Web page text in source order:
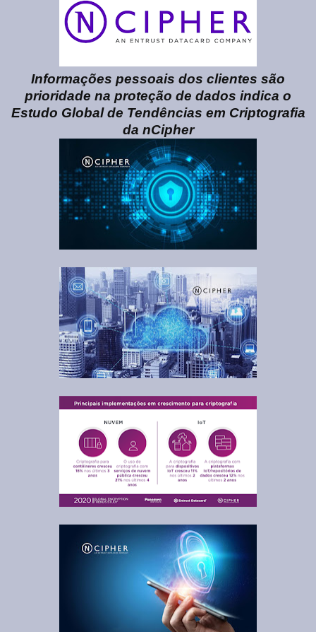
Informações pessoais dos clientes são
prioridade na proteção de dados indica o
Estudo Global de Tendências em Criptografia
da nCipher